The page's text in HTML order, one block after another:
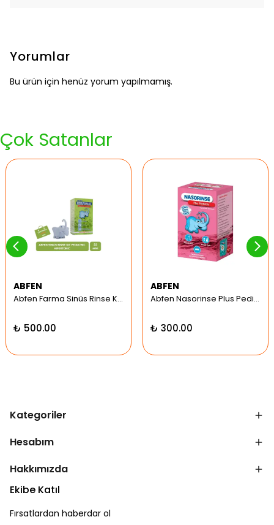
Yorumlar
Bu ürün için henüz yorum yapılmamış.
Çok Satanlar
ABFEN
Abfen Farma Sinüs Rinse Kit Pediatrik Hipertonic
₺ 500.00
ABFEN
Abfen Nasorinse Plus Pediatrik Burun Yıkama Kiti
₺ 300.00
Kategoriler
Hesabım
Hakkımızda
Ekibe Katıl
Fırsatlardan haberdar ol